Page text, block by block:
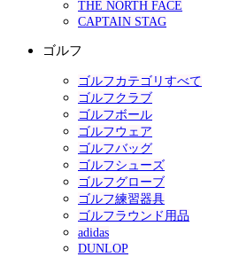
THE NORTH FACE
CAPTAIN STAG
ゴルフ
ゴルフカテゴリすべて
ゴルフクラブ
ゴルフボール
ゴルフウェア
ゴルフバッグ
ゴルフシューズ
ゴルフグローブ
ゴルフ練習器具
ゴルフラウンド用品
adidas
DUNLOP